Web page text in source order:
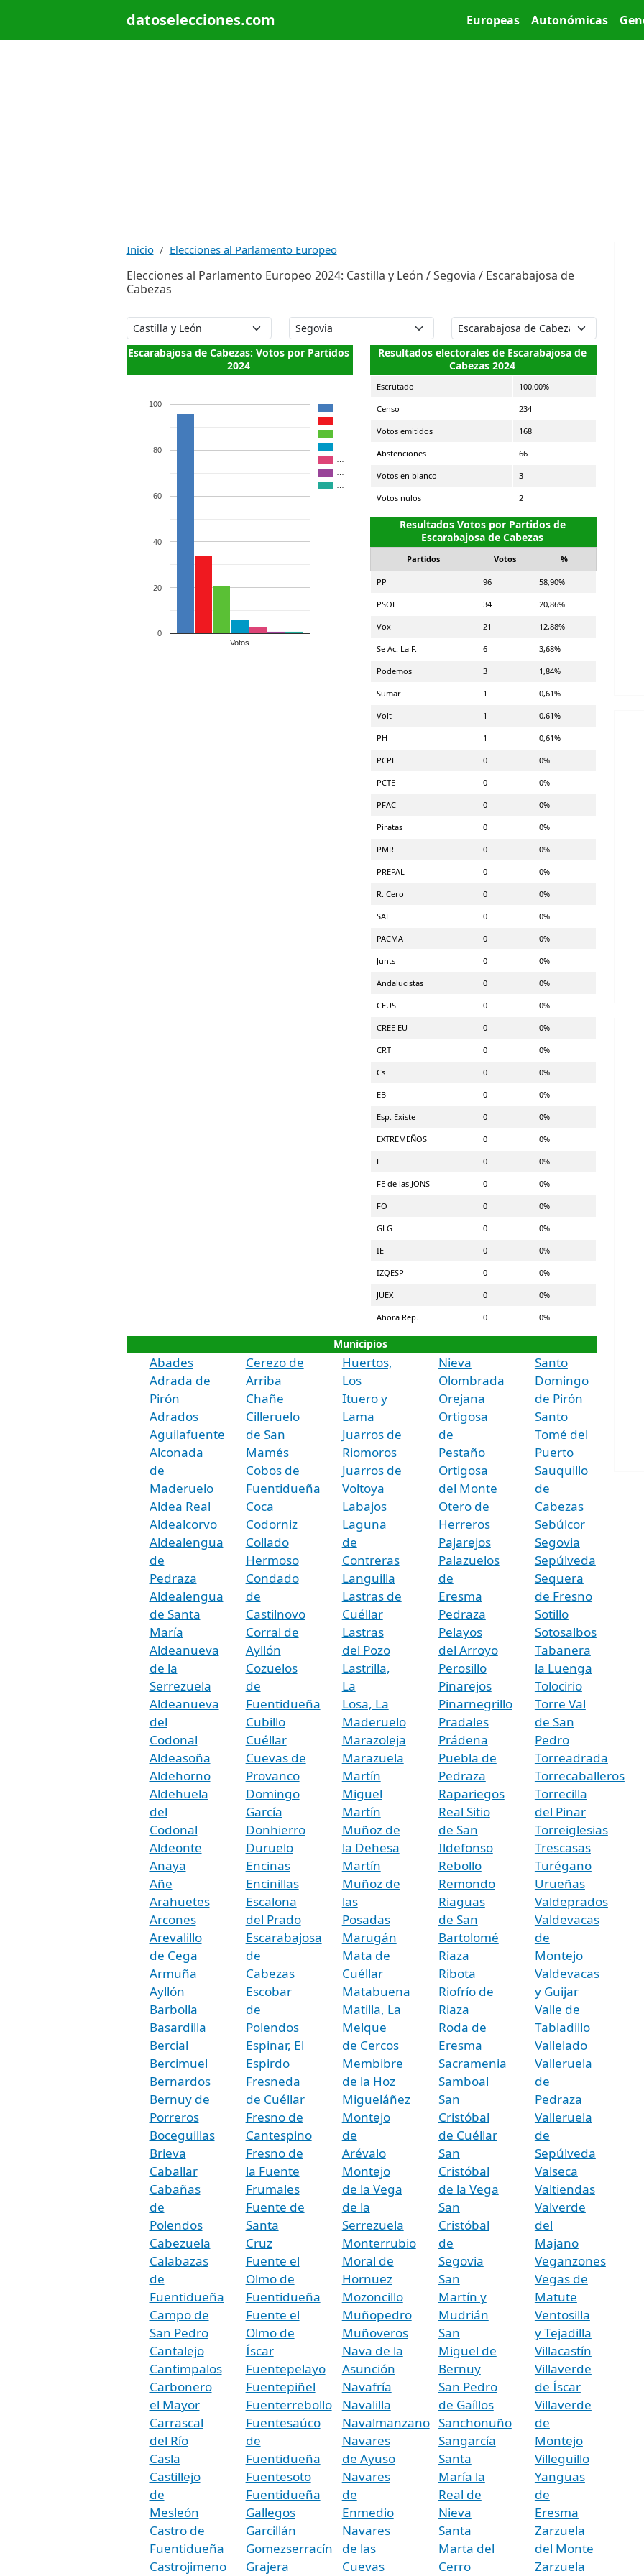
datoselecciones.com Main menu
Europeas Autonómicas
Inicio Elecciones al Parlamento Europeo
Elecciones al Parlamento Europeo 2024: Castilla y León / Segovia / Escarabajosa de
Cabezas
Escarabajosa de Cabezas: Votos por Partidos
2024
Votos
0
20
40
60
80
100
Resultados electorales de Escarabajosa de
Cabezas 2024
Escrutado 100,00%
Censo 234
Votos emitidos 168
Abstenciones 66
Votos en blanco 3
Votos nulos 2
Resultados Votos por Partidos de
Escarabajosa de Cabezas
Partidos Votos %
PP 96 58,90%
PSOE 34 20,86%
Vox 21 12,88%
Se Ac. La F. 6 3,68%
Podemos 3 1,84%
Sumar 1 0,61%
Volt 1 0,61%
PH 1 0,61%
PCPE 0 0%
PCTE 0 0%
PFAC 0 0%
Piratas 0 0%
PMR 0 0%
PREPAL 0 0%
R. Cero 0 0%
SAE 0 0%
PACMA 0 0%
Junts 0 0%
Andalucistas 0 0%
CEUS 0 0%
CREE EU 0 0%
CRT 0 0%
Cs 0 0%
EB 0 0%
Esp. Existe 0 0%
EXTREMEÑOS 0 0%
F 0 0%
FE de las JONS 0 0%
FO 0 0%
GLG 0 0%
IE 0 0%
IZQESP 0 0%
JUEX 0 0%
Ahora Rep. 0 0%
Municipios
Abades
Adrada de
Pirón
Adrados
Aguilafuente
Alconada
de
Maderuelo
Aldea Real
Aldealcorvo
Aldealengua
de
Pedraza
Aldealengua
de Santa
María
Aldeanueva
de la
Serrezuela
Aldeanueva
del
Codonal
Aldeasoña
Aldehorno
Aldehuela
del
Codonal
Aldeonte
Anaya
Añe
Arahuetes
Arcones
Arevalillo
de Cega
Armuña
Ayllón
Barbolla
Basardilla
Bercial
Bercimuel
Bernardos
Bernuy de
Porreros
Boceguillas
Brieva
Caballar
Cabañas
de
Polendos
Cabezuela
Calabazas
de
Fuentidueña
Campo de
San Pedro
Cantalejo
Cantimpalos
Carbonero
el Mayor
Carrascal
del Río
Casla
Castillejo
de
Mesleón
Castro de
Fuentidueña
Castrojimeno
Cerezo de
Arriba
Chañe
Cilleruelo
de San
Mamés
Cobos de
Fuentidueña
Coca
Codorniz
Collado
Hermoso
Condado
de
Castilnovo
Corral de
Ayllón
Cozuelos
de
Fuentidueña
Cubillo
Cuéllar
Cuevas de
Provanco
Domingo
García
Donhierro
Duruelo
Encinas
Encinillas
Escalona
del Prado
Escarabajosa
de
Cabezas
Escobar
de
Polendos
Espinar, El
Espirdo
Fresneda
de Cuéllar
Fresno de
Cantespino
Fresno de
la Fuente
Frumales
Fuente de
Santa
Cruz
Fuente el
Olmo de
Fuentidueña
Fuente el
Olmo de
Íscar
Fuentepelayo
Fuentepiñel
Fuenterrebollo
Fuentesaúco
de
Fuentidueña
Fuentesoto
Fuentidueña
Gallegos
Garcillán
Gomezserracín
Grajera
Huertos,
Los
Ituero y
Lama
Juarros de
Riomoros
Juarros de
Voltoya
Labajos
Laguna
de
Contreras
Languilla
Lastras de
Cuéllar
Lastras
del Pozo
Lastrilla,
La
Losa, La
Maderuelo
Marazoleja
Marazuela
Martín
Miguel
Martín
Muñoz de
la Dehesa
Martín
Muñoz de
las
Posadas
Marugán
Mata de
Cuéllar
Matabuena
Matilla, La
Melque
de Cercos
Membibre
de la Hoz
Migueláñez
Montejo
de
Arévalo
Montejo
de la Vega
de la
Serrezuela
Monterrubio
Moral de
Hornuez
Mozoncillo
Muñopedro
Muñoveros
Nava de la
Asunción
Navafría
Navalilla
Navalmanzano
Navares
de Ayuso
Navares
de
Enmedio
Navares
de las
Cuevas
Nieva
Olombrada
Orejana
Ortigosa
de
Pestaño
Ortigosa
del Monte
Otero de
Herreros
Pajarejos
Palazuelos
de
Eresma
Pedraza
Pelayos
del Arroyo
Perosillo
Pinarejos
Pinarnegrillo
Pradales
Prádena
Puebla de
Pedraza
Rapariegos
Real Sitio
de San
Ildefonso
Rebollo
Remondo
Riaguas
de San
Bartolomé
Riaza
Ribota
Riofrío de
Riaza
Roda de
Eresma
Sacramenia
Samboal
San
Cristóbal
de Cuéllar
San
Cristóbal
de la Vega
San
Cristóbal
de
Segovia
San
Martín y
Mudrián
San
Miguel de
Bernuy
San Pedro
de Gaíllos
Sanchonuño
Sangarcía
Santa
María la
Real de
Nieva
Santa
Marta del
Cerro
Santo
Domingo
de Pirón
Santo
Tomé del
Puerto
Sauquillo
de
Cabezas
Sebúlcor
Segovia
Sepúlveda
Sequera
de Fresno
Sotillo
Sotosalbos
Tabanera
la Luenga
Tolocirio
Torre Val
de San
Pedro
Torreadrada
Torrecaballeros
Torrecilla
del Pinar
Torreiglesias
Trescasas
Turégano
Urueñas
Valdeprados
Valdevacas
de
Montejo
Valdevacas
y Guijar
Valle de
Tabladillo
Vallelado
Valleruela
de
Pedraza
Valleruela
de
Sepúlveda
Valseca
Valtiendas
Valverde
del
Majano
Veganzones
Vegas de
Matute
Ventosilla
y Tejadilla
Villacastín
Villaverde
de Íscar
Villaverde
de
Montejo
Villeguillo
Yanguas
de
Eresma
Zarzuela
del Monte
Zarzuela